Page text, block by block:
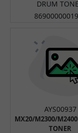
DRUM
AYS00937
MX20/M2300/
TONER